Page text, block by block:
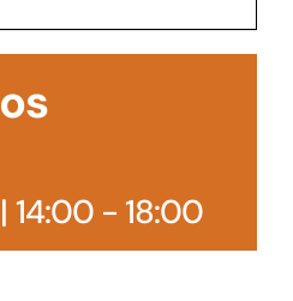
14:00- 18:00